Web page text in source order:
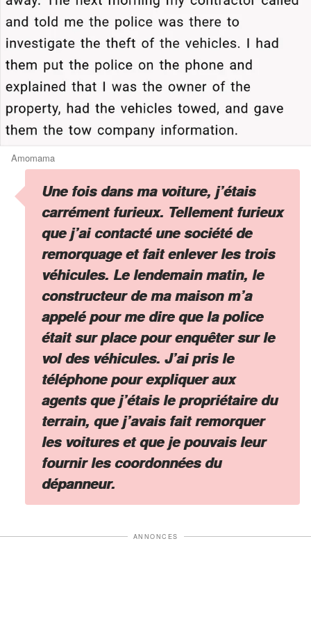
Amomama
Une fois dans ma voiture, j’étais
carrément furieux. Tellement furieux
que j’ai contacté une société de
remorquage et fait enlever les trois
véhicules. Le lendemain matin, le
constructeur de ma maison m’a
appelé pour me dire que la police
était sur place pour enquêter sur le
vol des véhicules. J’ai pris le
téléphone pour expliquer aux
agents que j’étais le propriétaire du
terrain, que j’avais fait remorquer
les voitures et que je pouvais leur
fournir les coordonnées du
dépanneur.
ANNONCES